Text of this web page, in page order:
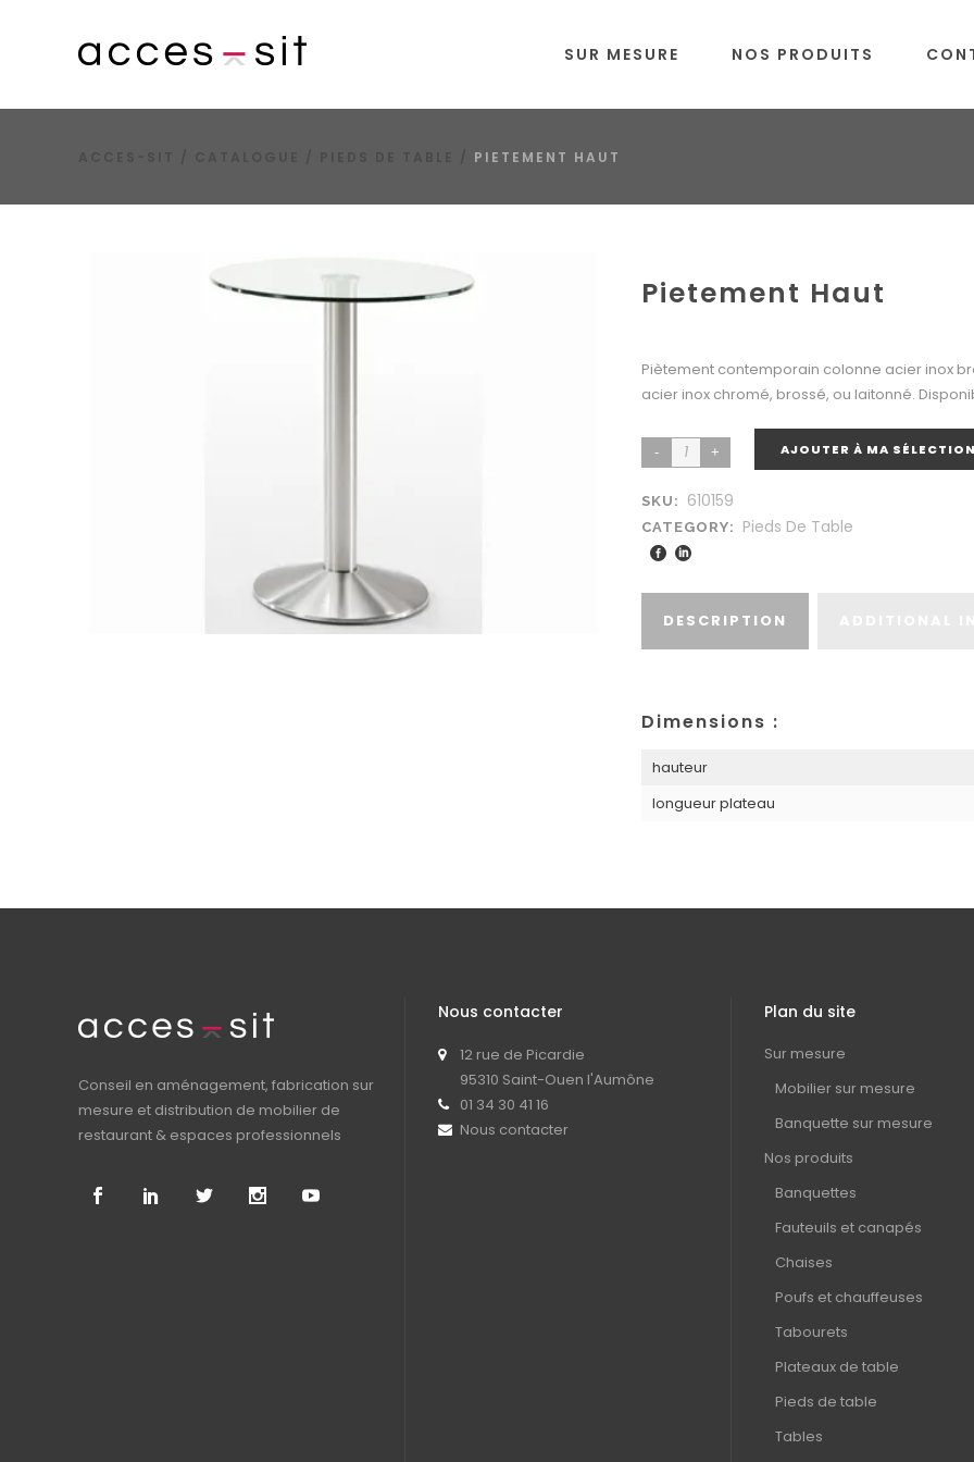
SUR MESURE NOS PRODUITS
PIETEMENT HAUT
Pietement Haut
Piètement contemporain colonne acier inox
acier inox chromé, brossé, ou laitonné.
AJOUTER À MA SÉLECTION
SKU: 610159
CATEGORY: Pieds De Table
DESCRIPTION
Dimensions :
hauteur
longueur plateau
Conseil en aménagement, fabrication sur
mesure et distribution de mobilier de
restaurant & espaces professionnels
Nous contacter
12 rue de Picardie
95310 Saint-Ouen l'Aumône
01 34 30 41 16
Nous contacter
Plan du site
Sur mesure
Mobilier sur mesure
Banquette sur mesure
Nos produits
Banquettes
Fauteuils et canapés
Chaises
Poufs et chauffeuses
Tabourets
Plateaux de table
Pieds de table
Tables